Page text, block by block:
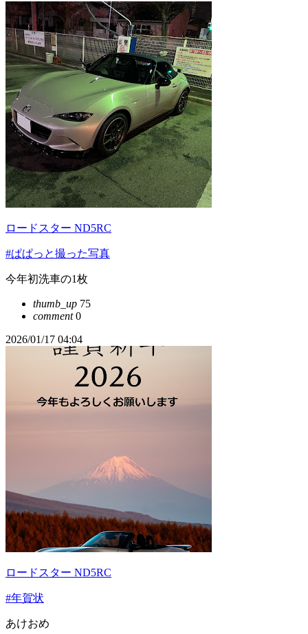
ロードスター ND5RC
#ぱぱっと撮った写真
今年初洗車の1枚
thumb_up 75
comment0
2026/01/17 04:04
ロードスター ND5RC
#年賀状
あけおめ